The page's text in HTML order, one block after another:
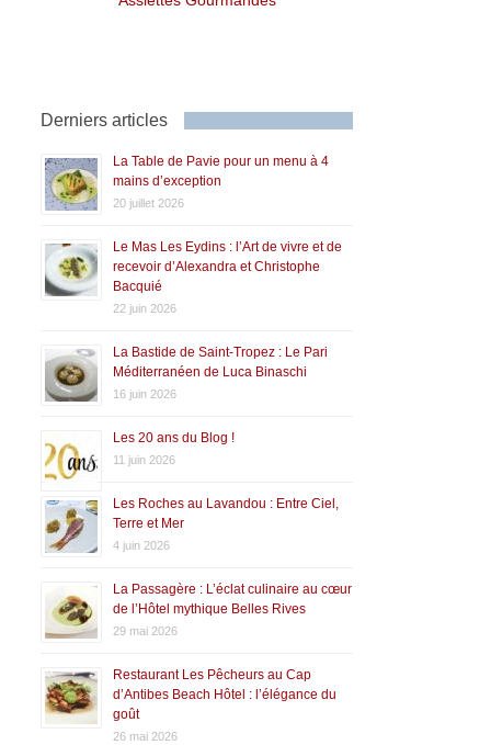
Derniers articles
La Table de Pavie pour un menu à 4
mains d’exception
20 juillet 2026
Le Mas Les Eydins : l’Art de vivre et de
recevoir d’Alexandra et Christophe
Bacquié
22 juin 2026
La Bastide de Saint-Tropez : Le Pari
Méditerranéen de Luca Binaschi
16 juin 2026
Les 20 ans du Blog !
11 juin 2026
Les Roches au Lavandou : Entre Ciel,
Terre et Mer
4 juin 2026
La Passagère : L’éclat culinaire au cœur
de l’Hôtel mythique Belles Rives
29 mai 2026
Restaurant Les Pêcheurs au Cap
d’Antibes Beach Hôtel : l’élégance du
goût
26 mai 2026